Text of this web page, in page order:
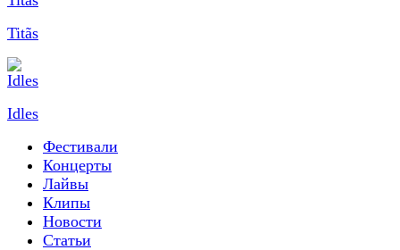
Titãs
Idles
Фестивали
Концерты
Лайвы
Клипы
Новости
Статьи